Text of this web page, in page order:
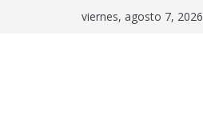
viernes, agosto 7, 2026